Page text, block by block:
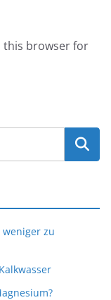
this browser for
zu